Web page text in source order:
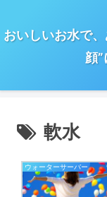
おいしいお水で
顔
軟水
ウォーターサーバー